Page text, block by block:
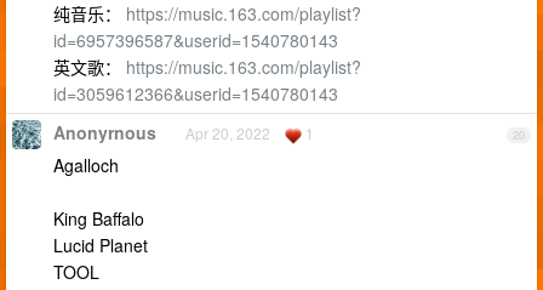
纯音乐： https://music.163.com/playlist?
id=6957396587&userid=1540780143
英文歌： https://music.163.com/playlist?
id=3059612366&userid=1540780143
20
Anonyrnous Apr 20, 2022 1
Agalloch
King Baffalo
Lucid Planet
TOOL